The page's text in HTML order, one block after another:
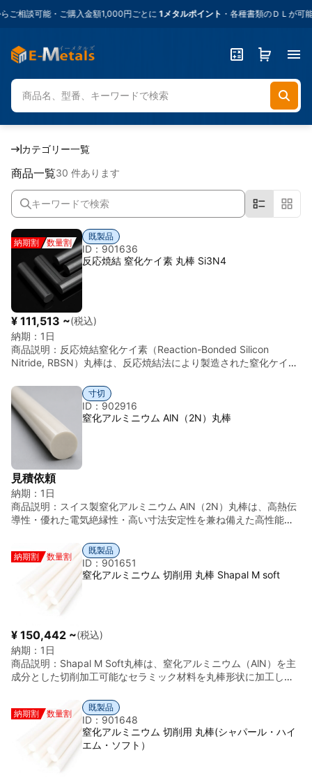
談可能・ご購入金額1,000円ごとに1メタルポイント・各種書類のＤＬが可能・
カテゴリー一覧
商品一覧30 件あります
納期割 数量割
既製品
ID：901636
反応焼結 窒化ケイ素 丸棒 Si3N4
¥ 111,513 ~(税込)
納期： 1日
商品説明： 反応焼結窒化ケイ素（Reaction-Bonded Silicon
Nitride, RBSN）丸棒は、反応焼結法により製造された窒化ケイ素
材料は、高い耐熱性、優れた耐摩耗性、耐腐食性、高強度および
軽量性を兼ね備えており、熱衝撃や化学腐食に対しても優れた安
定性を示す。また、機械加工性も比較的良好で、精密部品の製作
にも適している。 丸棒形状で供給され、高温機械部品、精密機械
部品、耐摩耗部品、研究用途、化学装置部材などで使用される。
基本情報 項目 内容 材料 窒化ケイ素（Si₃N₄）反応焼結体 形状 丸
棒 密度 約3.1 g/cm³ 特徴 高耐熱性、高強度、耐摩耗性、耐腐食
性、軽量性
寸切
ID：902916
窒化アルミニウム AlN（2N）丸棒
見積依頼
納期： 1日
商品説明： スイス製窒化アルミニウム AlN（2N）丸棒は、高熱伝
導性・優れた電気絶縁性・高い寸法安定性を兼ね備えた高性能フ
格な品質管理のもと製造されており、均一な材料品質・高い寸法
精度・優れた表面品質を実現しています。 本製品は受注生産
（Made-to-Order）に対応しており、用途に応じたサイズ・仕様
のカスタマイズが可能です。各種サイズ・特注仕様についてもお
気軽にお問い合わせください。 窒化アルミニウム（AlN）は、フ
ァインセラミックス材料の中でも特に高い熱伝導率を有してお
クス材料です。半導体関連部品・電子機器・高発熱部品用途な
ど、熱管理性能が求められる分野に広く使用されています。 ま
た、低熱膨張特性によって温度変化による寸法変化が少なく、高
精度用途にも適しています。さらに、優れた耐熱性・耐腐食性を
丸棒形状は、放熱部品・絶縁部品・精密シャフト・機械加工部品
など、幅広い加工用途に対応可能です。 半導体関連設備、電子機
器、測定機器、放熱用途、精密機械部品など、高い熱制御性能と
寸法安定性が求められる分野に適した高性能セラミック丸棒で
す。 特長 ◎高純度窒化アルミニウム（AlN / 2N） 高品質ファイ
ンセラミックス材料を使用しています。 ◎高熱伝導性 優れた放熱
納期割 数量割
既製品
ID：901651
窒化アルミニウム 切削用 丸棒 Shapal M soft
¥ 150,442 ~(税込)
納期： 1日
商品説明： Shapal M Soft丸棒は、窒化アルミニウム（AlN）を主
成分とした切削加工可能なセラミック材料を丸棒形状に加工した
工用工具による機械加工（切削加工）が可能である点が特徴であ
る。また、高い熱伝導率、優れた電気絶縁性、耐熱性および耐薬
品性を有しており、電子・半導体分野で広く使用される。 丸棒形
状で供給され、半導体装置部材、電子機器の放熱部材、絶縁部
材、研究用途などに利用される。 基本情報 項目 内容 材料 窒化ア
ルミニウム（AlN） グレード Shapal M Soft 形状 丸棒 密度 約2.9
納期割 数量割
既製品
ID：901648
窒化アルミニウム 切削用 丸棒(シャパール・ハイ
エム・ソフト）